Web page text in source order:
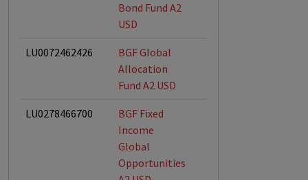
Bond Fund A2
USD
LU0072462426
BGF Global
Allocation
Fund A2 USD
LU0278466700
BGF Fixed
Income
Global
Opportunities